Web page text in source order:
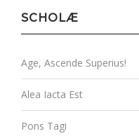
SCHOLÆ
Age, Ascende Superius!
Alea Iacta Est
Pons Tagi